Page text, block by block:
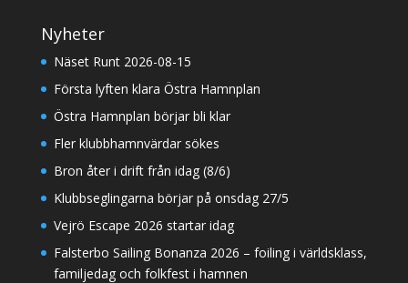
Nyheter
Näset Runt 2026-08-15
Första lyften klara Östra Hamnplan
Östra Hamnplan börjar bli klar
Fler klubbhamnvärdar sökes
Bron åter i drift från idag (8/6)
Klubbseglingarna börjar på onsdag 27/5
Vejrö Escape 2026 startar idag
Falsterbo Sailing Bonanza 2026 – foiling i världsklass,
familjedag och folkfest i hamnen